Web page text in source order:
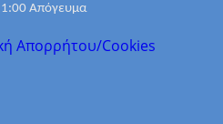
Απόγευμα
Απορρήτου/Cookies